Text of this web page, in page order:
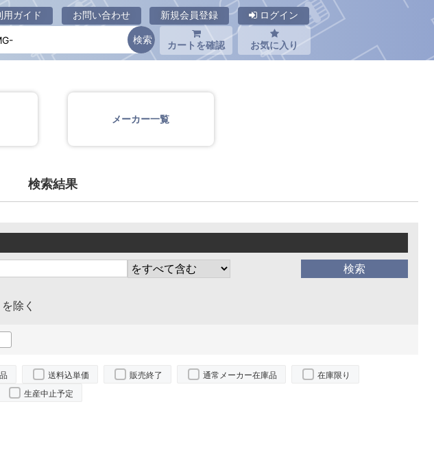
用ガイド お問い合わせ 新規会員登録 ログイン
カートを確認 お気に入り
メーカー一覧
検索結果
を除く
送料込単価 販売終了 通常メーカー在庫品
在庫限り
生産中止予定